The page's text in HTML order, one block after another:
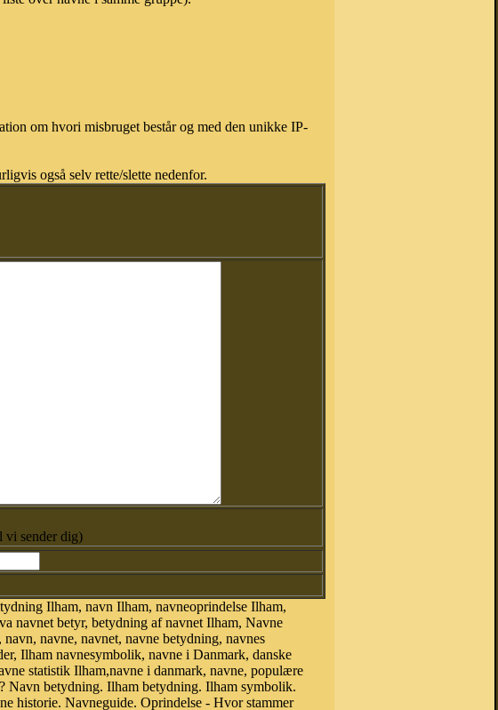
om hvori misbruget består og med den unikke IP-
også selv rette/slette nedenfor.
vi sender dig)
Ilham, navn Ilham, navneoprindelse Ilham,
navnet betyr, betydning af navnet Ilham, Navne
navn, navne, navnet, navne betydning, navnes
Ilham navnesymbolik, navne i Danmark, danske
statistik Ilham,navne i danmark, navne, populære
Navn betydning. Ilham betydning. Ilham symbolik.
historie. Navneguide. Oprindelse - Hvor stammer